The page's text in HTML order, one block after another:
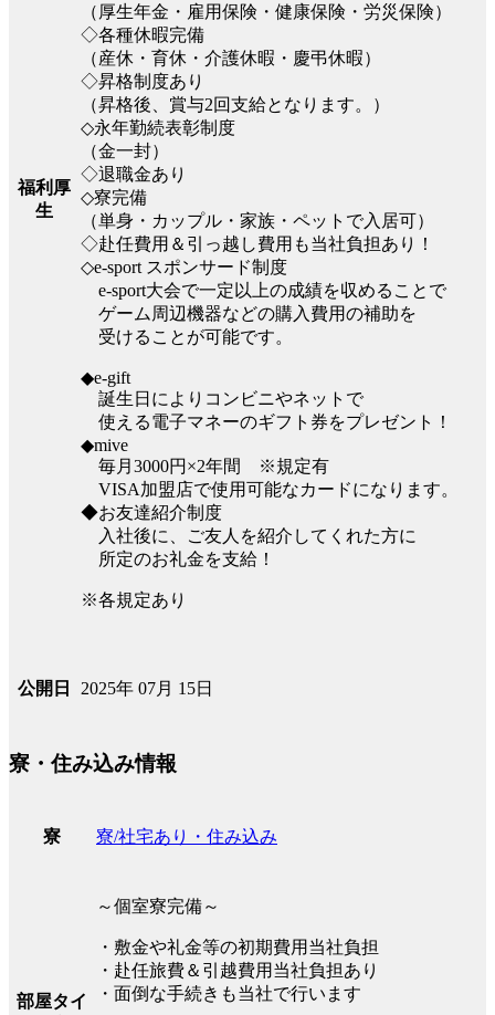
福利厚
生
（厚生年金・雇用保険・健康保険・労災保険）
◇各種休暇完備
（産休・育休・介護休暇・慶弔休暇）
◇昇格制度あり
（昇格後、賞与2回支給となります。）
◇永年勤続表彰制度
（金一封）
◇退職金あり
◇寮完備
（単身・カップル・家族・ペットで入居可）
◇赴任費用＆引っ越し費用も当社負担あり！
◇e-sport スポンサード制度
e-sport大会で一定以上の成績を収めることで
ゲーム周辺機器などの購入費用の補助を
受けることが可能です。
◆e-gift
誕生日によりコンビニやネットで
使える電子マネーのギフト券をプレゼント！
◆mive
毎月3000円×2年間 ※規定有
VISA加盟店で使用可能なカードになります。
◆お友達紹介制度
入社後に、ご友人を紹介してくれた方に
所定のお礼金を支給！
※各規定あり
公開日 2025年 07月 15日
寮・住み込み情報
寮 寮/社宅あり・住み込み
部屋タイ
～個室寮完備～
・敷金や礼金等の初期費用当社負担
・赴任旅費＆引越費用当社負担あり
・面倒な手続きも当社で行います